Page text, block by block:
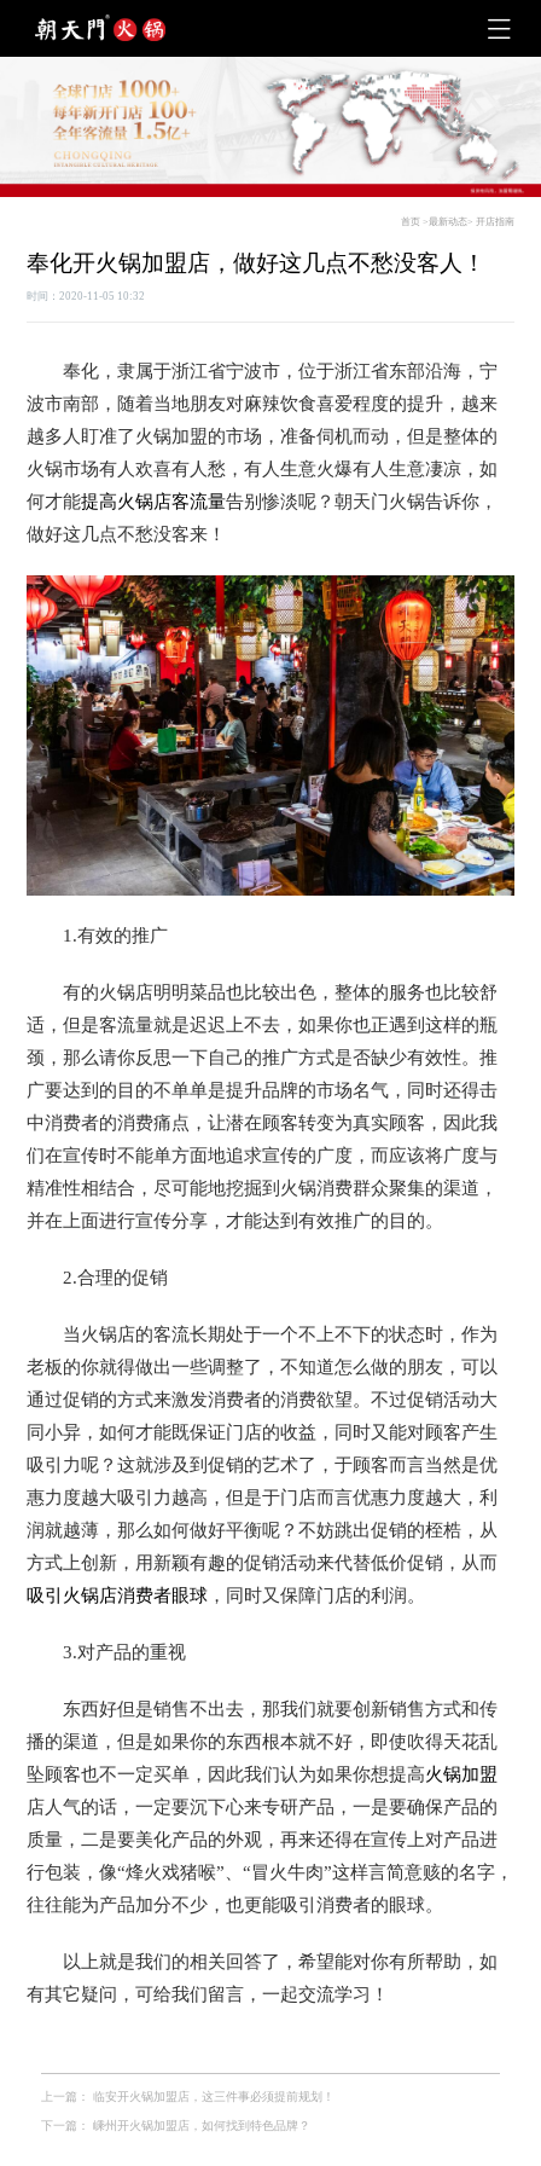
首页 >最新动态> 开店指南
奉化开火锅加盟店，做好这几点不愁没客人！
时间：2020-11-05 10:32
奉化，隶属于浙江省宁波市，位于浙江省东部沿海，宁
波市南部，随着当地朋友对麻辣饮食喜爱程度的提升，越来
越多人盯准了火锅加盟的市场，准备伺机而动，但是整体的
火锅市场有人欢喜有人愁，有人生意火爆有人生意凄凉，如
何才能提高火锅店客流量告别惨淡呢？朝天门火锅告诉你，
做好这几点不愁没客来！
1.有效的推广
有的火锅店明明菜品也比较出色，整体的服务也比较舒
适，但是客流量就是迟迟上不去，如果你也正遇到这样的瓶
颈，那么请你反思一下自己的推广方式是否缺少有效性。推
广要达到的目的不单单是提升品牌的市场名气，同时还得击
中消费者的消费痛点，让潜在顾客转变为真实顾客，因此我
们在宣传时不能单方面地追求宣传的广度，而应该将广度与
精准性相结合，尽可能地挖掘到火锅消费群众聚集的渠道，
并在上面进行宣传分享，才能达到有效推广的目的。
2.合理的促销
当火锅店的客流长期处于一个不上不下的状态时，作为
老板的你就得做出一些调整了，不知道怎么做的朋友，可以
通过促销的方式来激发消费者的消费欲望。不过促销活动大
同小异，如何才能既保证门店的收益，同时又能对顾客产生
吸引力呢？这就涉及到促销的艺术了，于顾客而言当然是优
惠力度越大吸引力越高，但是于门店而言优惠力度越大，利
润就越薄，那么如何做好平衡呢？不妨跳出促销的桎梏，从
方式上创新，用新颖有趣的促销活动来代替低价促销，从而
吸引火锅店消费者眼球 ，同时又保障门店的利润。
3.对产品的重视
东西好但是销售不出去，那我们就要创新销售方式和传
播的渠道，但是如果你的东西根本就不好，即使吹得天花乱
坠顾客也不一定买单，因此我们认为如果你想提高火锅加盟
店人气的话，一定要沉下心来专研产品，一是要确保产品的
质量，二是要美化产品的外观，再来还得在宣传上对产品进
行包装，像“烽火戏猪喉”、“冒火牛肉”这样言简意赅的名字，
往往能为产品加分不少，也更能吸引消费者的眼球。
以上就是我们的相关回答了，希望能对你有所帮助，如
有其它疑问，可给我们留言，一起交流学习！
上一篇： 临安开火锅加盟店，这三件事必须提前规划！
下一篇： 嵊州开火锅加盟店，如何找到特色品牌？